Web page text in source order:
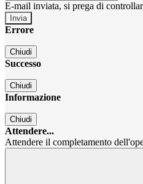
E-mail inviata, si prega di
Errore
Chiudi
Successo
Chiudi
Informazione
Chiudi
Attendere...
Attendere il completamento